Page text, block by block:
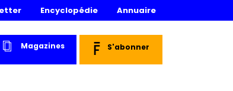
Encyclopédie Annuaire
Magazines S'abonner